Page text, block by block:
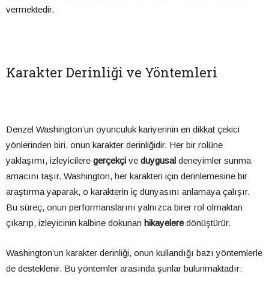
vermektedir.
Karakter Derinliği ve Yöntemleri
Denzel Washington’un oyunculuk kariyerinin en dikkat çekici
yönlerinden biri, onun karakter derinliğidir. Her bir rolüne
yaklaşımı, izleyicilere gerçekçi ve duygusal deneyimler sunma
amacını taşır. Washington, her karakteri için derinlemesine bir
araştırma yaparak, o karakterin iç dünyasını anlamaya çalışır.
Bu süreç, onun performanslarını yalnızca birer rol olmaktan
çıkarıp, izleyicinin kalbine dokunan hikayeleredönüştürür.
Washington’un karakter derinliği, onun kullandığı bazı yöntemlerle
de desteklenir. Bu yöntemler arasında şunlar bulunmaktadır: